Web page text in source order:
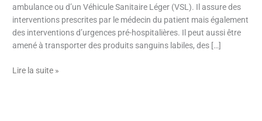
ambulance ou d’un Véhicule Sanitaire Léger (VSL). Il assure des
interventions prescrites par le médecin du patient mais également
des interventions d’urgences pré-hospitalières. Il peut aussi être
amené à transporter des produits sanguins labiles, des […]
Lire la suite »